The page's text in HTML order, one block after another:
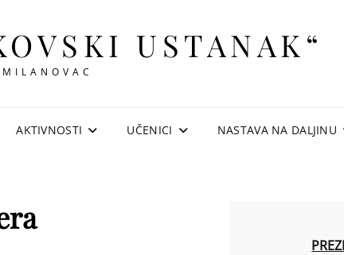
USTANAK“
AKTIVNOSTI UČENICI NASTAVA NA DALJINU